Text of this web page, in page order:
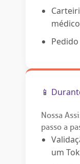
médico
📱
Nossa
passo a
um